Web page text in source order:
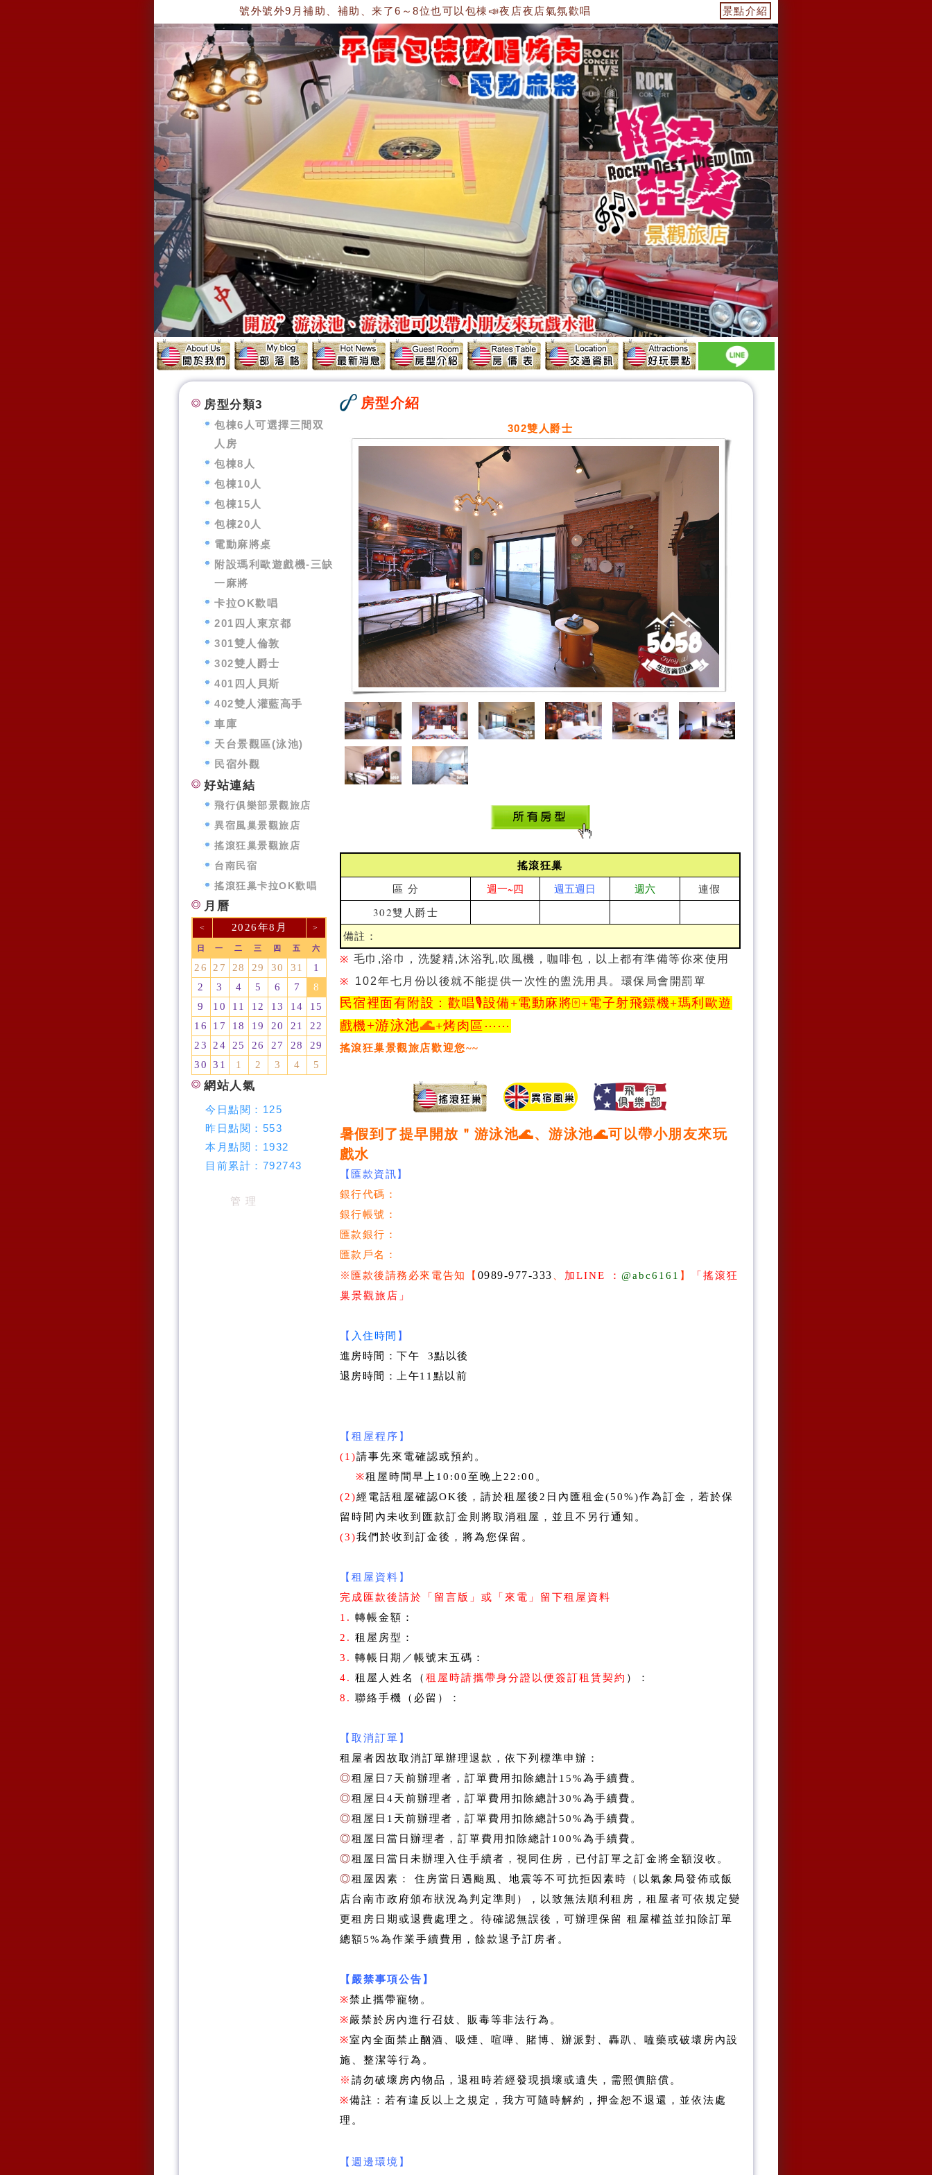
號外號外9月補助、補助、来了6～8位也可以包棟📣夜店夜店氣氛歡唱🎤開派求婚、慶生、電子飛鏢機、電動麻將🀄️、烤肉丶🌊戲水池開始了、
景點介紹
房型介紹
302雙人爵士
搖滾狂巢
區 分 週一~四 週五週日 週六
連假
302雙人爵士
備註：
※ 毛巾,浴巾，洗髮精,沐浴乳,吹風機，咖啡包，以上都有準備等你來使用
※ 102年七月份以後就不能提供一次性的盥洗用具。環保局會開罰單
民宿裡面有附設：歡唱🎙️設備+電動麻將🀄️+電子射飛鏢機+瑪利歐遊
戲機+游泳池🌊+烤肉區 ⋯⋯
搖滾狂巢景觀旅店歡迎您~~
暑假到了提早開放＂游泳池🌊、游泳池🌊可以帶小朋友來玩
戲水
【匯款資訊】
銀行代碼：
銀行帳號：
匯款銀行：
匯款戶名：
※匯款後請務必來電告知
【 0989-977-333 加LINE ： @abc6161 】 「 搖滾狂
巢景觀旅店 」
【 入住時間 】
進房時間：下午 3點以後
退房時間：上午11點以前
【租屋程序】
(1)請事先來電確認或預約。
※租屋時間早上10:00至晚上22:00。
(2)經電話租屋確認OK後，請於租屋後2日內匯租金(50%)作為訂金，若於保
留時間內未收到匯款訂金則將取消租屋，並且不另行通知。
(3)我們於收到訂金後，將為您保留。
【租屋資料】
完成匯款後請於「留言版」或「來電」留下租屋資料
1. 轉帳金額：
2. 租屋房型：
3. 轉帳日期／帳號末五碼：
4. 租屋人姓名（ 租屋時請攜帶身分證以便簽訂租賃契約 ）：
8. 聯絡手機（必留）：
【 取消訂單】
租屋者因故取消訂單辦理退款，依下列標準申辦：
◎租屋日7天前辦理者，訂單費用扣除總計15%為手續費。
◎租屋日4天前辦理者，訂單費用扣除總計30%為手續費。
◎租屋日1天前辦理者，訂單費用扣除總計50%為手續費。
◎租屋日當日辦理者，訂單費用扣除總計100%為手續費。
◎租屋日當日未辦理入住手續者，視同住房，已付訂單之訂金將全額沒收。
◎租屋因素： 住房當日遇颱風、地震等不可抗拒因素時（以氣象局發佈或飯
店台南市政府頒布狀況為判定準則），以致無法順利租房，租屋者可依規定變
更租房日期或退費處理之。待確認無誤後，可辦理保留 租屋權益並扣除訂單
總額5%為作業手續費用，餘款退予訂房者。
【嚴禁事項公告】
※禁止攜帶寵物。
※嚴禁於房內進行召妓、販毒等非法行為。
※室內全面禁止酗酒、吸煙、喧嘩、賭博、辦派對、轟趴、嗑藥或破壞房內設
施、整潔等行為。
※ 請勿破壞房內物品，退租時若經發現損壞或遺失，需照價賠償。
※備註：若有違反以上之規定，我方可隨時解約，押金恕不退還，並依法處
理。
【週邊環境】
房型分類3
包棟6人可選擇三間双
人房
包棟8人
包棟10人
包棟15人
包棟20人
電動麻將桌
附設瑪利歐遊戲機-三缺
一麻將
卡拉OK歡唱
201四人東京都
301雙人倫敦
302雙人爵士
401四人貝斯
402雙人灌藍高手
車庫
天台景觀區(泳池)
民宿外觀
好站連結
飛行俱樂部景觀旅店
異宿風巢景觀旅店
搖滾狂巢景觀旅店
台南民宿
搖滾狂巢卡拉OK歡唱
月曆
< 2026年8月 >
日 一 二 三 四 五 六
26 27 28 29 30 31
1
2
3 4 5 6 7
8
9
10 11 12 13 14
15
16
17 18 19 20 21
22
23
24 25 26 27 28
29
30
31 1 2 3 4 5
網站人氣
今日點閱： 125
昨日點閱： 553
本月點閱： 1932
目前累計： 792743
管 理